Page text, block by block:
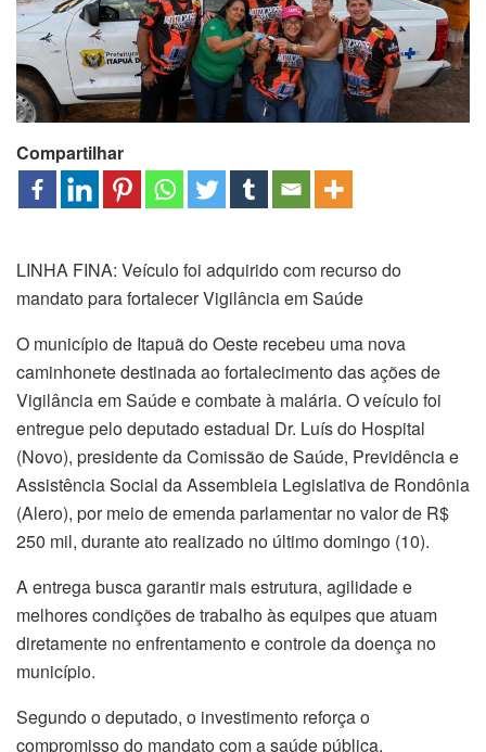
Compartilhar
LINHA FINA: Veículo foi adquirido com recurso do
mandato para fortalecer Vigilância em Saúde
O município de Itapuã do Oeste recebeu uma nova
caminhonete destinada ao fortalecimento das ações de
Vigilância em Saúde e combate à malária. O veículo foi
entregue pelo deputado estadual Dr. Luís do Hospital
(Novo), presidente da Comissão de Saúde, Previdência e
Assistência Social da Assembleia Legislativa de Rondônia
(Alero), por meio de emenda parlamentar no valor de R$
250 mil, durante ato realizado no último domingo (10).
A entrega busca garantir mais estrutura, agilidade e
melhores condições de trabalho às equipes que atuam
diretamente no enfrentamento e controle da doença no
município.
Segundo o deputado, o investimento reforça o
compromisso do mandato com a saúde pública,